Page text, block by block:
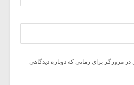
مرورگر برای زمانی که دوباره دیدگاهی